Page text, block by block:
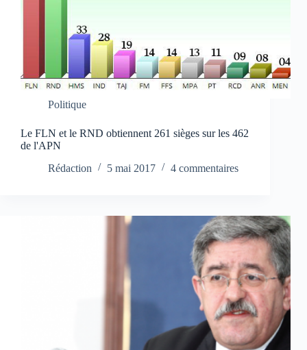
Politique
Le FLN et le RND obtiennent 261 sièges sur les 462
de l'APN
Rédaction
5 mai 2017 4 commentaires